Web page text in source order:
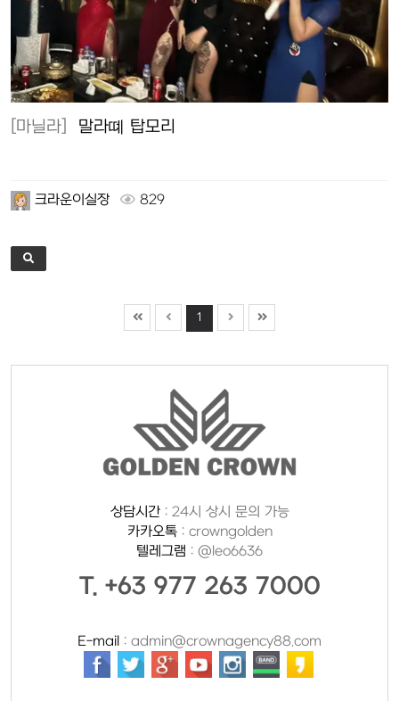
[마닐라] 말라뗴 탑모리
크라운이실장 829
1
상담시간: 24시 상시 문의 가능
카카오톡: crowngolden
텔레그램 : @leo6636
T. +63 977 263 7000
E-mail : admin@crownagency88.com